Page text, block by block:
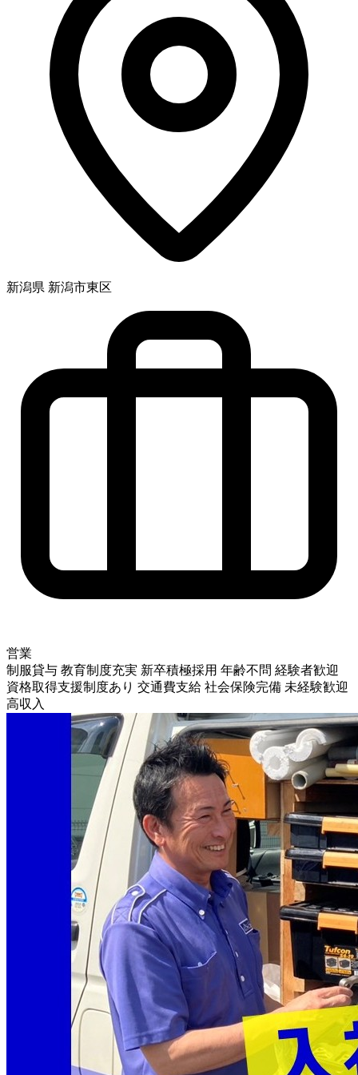
新潟県 新潟市東区
営業
制服貸与 教育制度充実 新卒積極採用 年齢不問 経験者歓迎
資格取得支援制度あり 交通費支給 社会保険完備 未経験歓迎
高収入